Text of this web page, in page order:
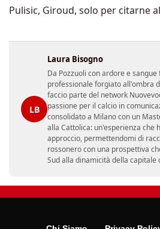
Pulisic, Giroud, solo per citarne
LB
Laura Bisogno
Da Pozzuoli con ardore e
professionale forgiato all'ombra
faccio parte del network
passione per il calcio in
consolidato a Milano con un
alla Cattolica: un'esperienza che
approccio, permettendomi di
rossonero con una prospettiva
Sud alla dinamicità della capitale